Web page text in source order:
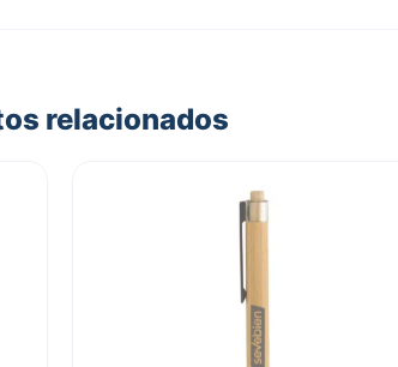
relacionados